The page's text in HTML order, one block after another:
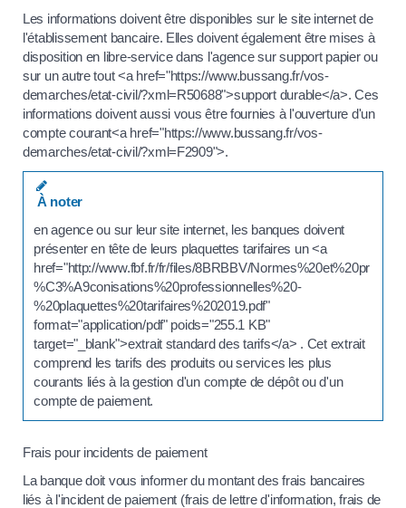
Les informations doivent être disponibles sur le site internet de
l'établissement bancaire. Elles doivent également être mises à
disposition en libre-service dans l'agence sur support papier ou
sur un autre tout <a href="https://www.bussang.fr/vos-
demarches/etat-civil/?xml=R50688">support durable</a>. Ces
informations doivent aussi vous être fournies à l'ouverture d'un
compte courant<a href="https://www.bussang.fr/vos-
demarches/etat-civil/?xml=F2909">.
À noter
en agence ou sur leur site internet, les banques doivent
présenter en tête de leurs plaquettes tarifaires un <a
href="http://www.fbf.fr/fr/files/8BRBBV/Normes%20et%20pr
%C3%A9conisations%20professionnelles%20-
%20plaquettes%20tarifaires%202019.pdf"
format="application/pdf" poids="255.1 KB"
target="_blank">extrait standard des tarifs</a> . Cet extrait
comprend les tarifs des produits ou services les plus
courants liés à la gestion d'un compte de dépôt ou d'un
compte de paiement.
Frais pour incidents de paiement
La banque doit vous informer du montant des frais bancaires
liés à l'incident de paiement (frais de lettre d'information, frais de